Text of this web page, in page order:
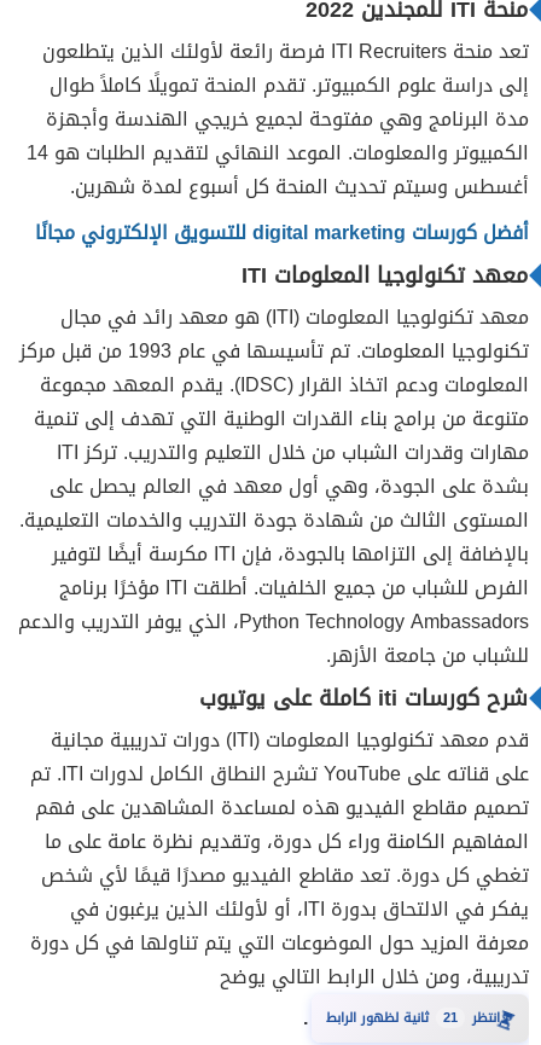
منحة ITI للمجندين 2022
تعد منحة ITI Recruiters فرصة رائعة لأولئك الذين يتطلعون
إلى دراسة علوم الكمبيوتر. تقدم المنحة تمويلًا كاملاً طوال
مدة البرنامج وهي مفتوحة لجميع خريجي الهندسة وأجهزة
الكمبيوتر والمعلومات. الموعد النهائي لتقديم الطلبات هو 14
أغسطس وسيتم تحديث المنحة كل أسبوع لمدة شهرين.
أفضل كورسات digital marketing للتسويق الإلكتروني مجانًا
معهد تكنولوجيا المعلومات ITI
معهد تكنولوجيا المعلومات (ITI) هو معهد رائد في مجال
تكنولوجيا المعلومات. تم تأسيسها في عام 1993 من قبل مركز
المعلومات ودعم اتخاذ القرار (IDSC). يقدم المعهد مجموعة
متنوعة من برامج بناء القدرات الوطنية التي تهدف إلى تنمية
مهارات وقدرات الشباب من خلال التعليم والتدريب. تركز ITI
بشدة على الجودة، وهي أول معهد في العالم يحصل على
المستوى الثالث من شهادة جودة التدريب والخدمات التعليمية.
بالإضافة إلى التزامها بالجودة، فإن ITI مكرسة أيضًا لتوفير
الفرص للشباب من جميع الخلفيات. أطلقت ITI مؤخرًا برنامج
Python Technology Ambassadors، الذي يوفر التدريب والدعم
للشباب من جامعة الأزهر.
شرح كورسات iti كاملة على يوتيوب
قدم معهد تكنولوجيا المعلومات (ITI) دورات تدريبية مجانية
على قناته على YouTube تشرح النطاق الكامل لدورات ITI. تم
تصميم مقاطع الفيديو هذه لمساعدة المشاهدين على فهم
المفاهيم الكامنة وراء كل دورة، وتقديم نظرة عامة على ما
تغطي كل دورة. تعد مقاطع الفيديو مصدرًا قيمًا لأي شخص
يفكر في الالتحاق بدورة ITI، أو لأولئك الذين يرغبون في
معرفة المزيد حول الموضوعات التي يتم تناولها في كل دورة
تدريبية، ومن خلال الرابط التالي يوضح
⏳انتظر 20 ثانية لظهور الرابط .